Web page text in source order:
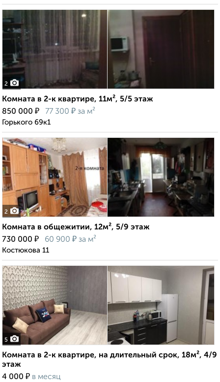
2
Комната в 2-к квартире, 11м², 5/5 этаж
850 000 ₽ 77 300 ₽ за м²
Горького 69к1
2
Комната в общежитии, 12м², 5/9 этаж
730 000 ₽ 60 900 ₽ за м²
Костюкова 11
5
Комната в 2-к квартире, на длительный срок, 18м², 4/9
этаж
4 000 ₽ в месяц